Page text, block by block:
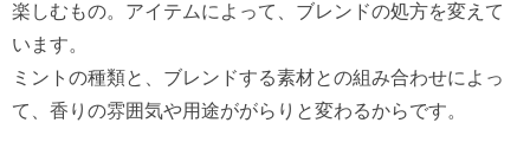
楽しむもの。アイテムによって、ブレンドの処方を変えて
います。
ミントの種類と、ブレンドする素材との組み合わせによっ
て、香りの雰囲気や用途ががらりと変わるからです。